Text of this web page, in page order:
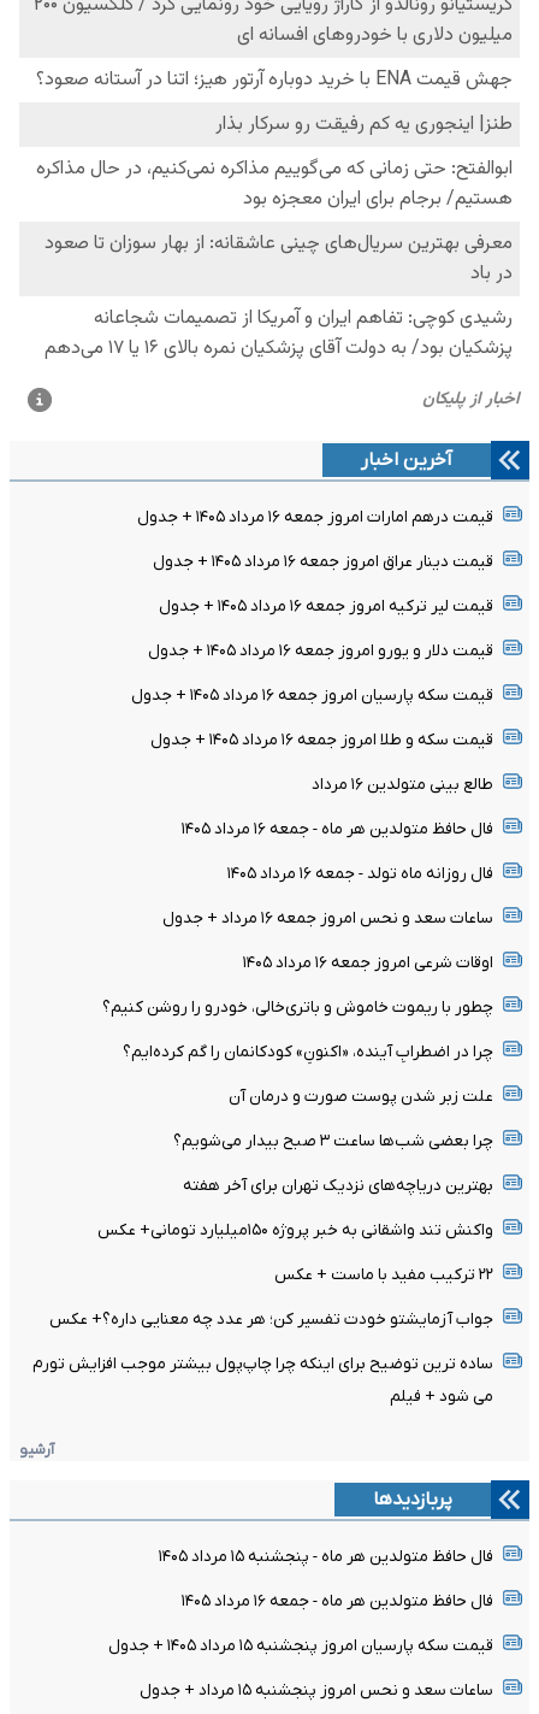
آخرین اخبار
قیمت درهم امارات امروز جمعه ۱۶ مرداد ۱۴۰۵ + جدول
قیمت دینار عراق امروز جمعه ۱۶ مرداد ۱۴۰۵ + جدول
قیمت لیر ترکیه امروز جمعه ۱۶ مرداد ۱۴۰۵ + جدول
قیمت دلار و یورو امروز جمعه ۱۶ مرداد ۱۴۰۵ + جدول
قیمت سکه پارسیان امروز جمعه ۱۶ مرداد ۱۴۰۵ + جدول
قیمت سکه و طلا امروز جمعه ۱۶ مرداد ۱۴۰۵ + جدول
طالع بینی متولدین ۱۶ مرداد
فال حافظ متولدین هر ماه - جمعه ۱۶ مرداد ۱۴۰۵
فال روزانه ماه تولد - جمعه ۱۶ مرداد ۱۴۰۵
ساعات سعد و نحس امروز جمعه ۱۶ مرداد + جدول
اوقات شرعی امروز جمعه ۱۶ مرداد ۱۴۰۵
چطور با ریموت خاموش و باتری‌خالی، خودرو را روشن کنیم؟
چرا در اضطرابِ آینده، «اکنونِ» کودکانمان را گم کرده‌ایم؟
علت زبر شدن پوست صورت و درمان آن
چرا بعضی شب‌ها ساعت ۳ صبح بیدار می‌شویم؟
بهترین دریاچه‌های نزدیک تهران برای آخر هفته
واکنش تند واشقانی به خبر پروژه ۱۵۰میلیارد تومانی+ عکس
۲۲ ترکیب مفید با ماست + عکس
جواب آزمایشتو خودت تفسیر کن؛ هر عدد چه معنایی داره؟+ عکس
ساده ترین توضیح برای اینکه چرا چاپ‌پول بیشتر موجب افزایش تورم
می شود + فیلم
آرشیو
پربازدیدها
فال حافظ متولدین هر ماه - پنجشنبه ۱۵ مرداد ۱۴۰۵
فال حافظ متولدین هر ماه - جمعه ۱۶ مرداد ۱۴۰۵
قیمت سکه پارسیان امروز پنجشنبه ۱۵ مرداد ۱۴۰۵ + جدول
ساعات سعد و نحس امروز پنجشنبه ۱۵ مرداد + جدول